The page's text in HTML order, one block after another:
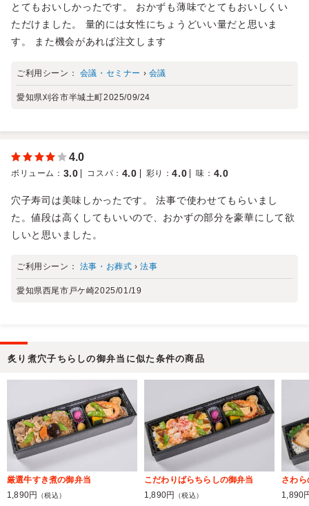
とてもおいしかったです。 おかずも薄味でとてもおいしくい
ただけました。 量的には女性にちょうどいい量だと思いま
す。 また機会があれば注文します
ご利用シーン： 会議・セミナー › 会議
愛知県刈谷市半城土町2025/09/24
4.0
ボリューム ： 3.0 コスパ ： 4.0 彩り ：4.0 味 ： 4.0
穴子寿司は美味しかったです。 法事で使わせてもらいまし
た。値段は高くしてもいいので、おかずの部分を豪華にして欲
しいと思いました。
ご利用シーン： 法事・お葬式 ›法事
愛知県西尾市戸ケ崎2025/01/19
炙り煮穴子ちらしの御弁当に似た条件の商品
厳選牛すき煮の御弁当
1,890円
（税込）
こだわりばらちらしの御弁当
1,890円
（税込）
さわ
1,890